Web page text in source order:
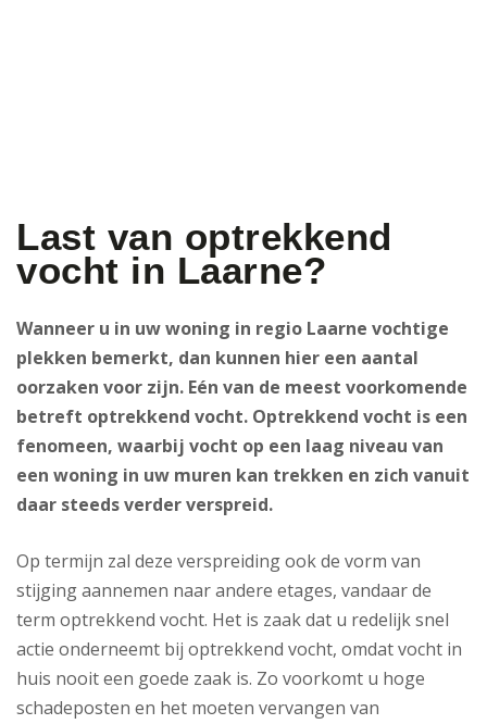
Last van optrekkend
vocht in Laarne?
Wanneer u in uw woning in regio Laarne vochtige
plekken bemerkt, dan kunnen hier een aantal
oorzaken voor zijn. Eén van de meest voorkomende
betreft optrekkend vocht. Optrekkend vocht is een
fenomeen, waarbij vocht op een laag niveau van
een woning in uw muren kan trekken en zich vanuit
daar steeds verder verspreid.
Op termijn zal deze verspreiding ook de vorm van
stijging aannemen naar andere etages, vandaar de
term optrekkend vocht. Het is zaak dat u redelijk snel
actie onderneemt bij optrekkend vocht, omdat vocht in
huis nooit een goede zaak is. Zo voorkomt u hoge
schadeposten en het moeten vervangen van